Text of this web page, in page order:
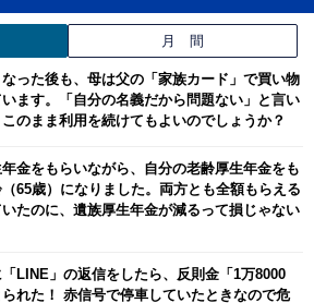
月 間
った後も、母は父の「家族カード」で買い物
います。「自分の名義だから問題ない」と言い
このまま利用を続けてもよいのでしょうか？
金をもらいながら、自分の老齢厚生年金をも
（65歳）になりました。両方とも全額もらえる
いたのに、遺族厚生年金が減るって損じゃない
LINE」の返信をしたら、反則金「1万8000
られた！ 赤信号で停車していたときなので危